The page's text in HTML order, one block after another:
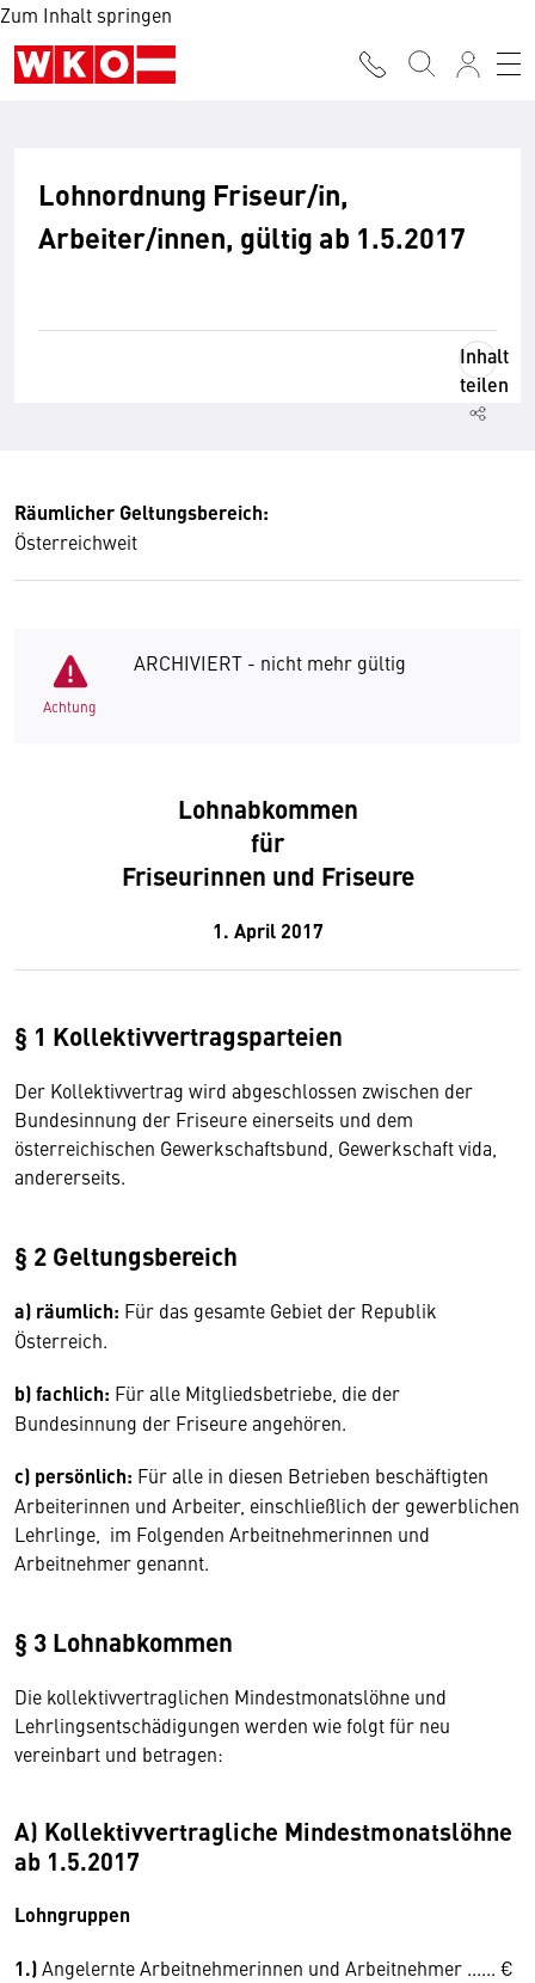
Zum Inhalt springen
Lohnordnung Friseur/in,
Arbeiter/innen, gültig ab 1.5.2017
Inhalt
teilen
Räumlicher Geltungsbereich:
Österreichweit
Achtung
ARCHIVIERT - nicht mehr gültig
Lohnabkommen
für
Friseurinnen und Friseure
1. April 2017
§ 1 Kollektivvertragsparteien
Der Kollektivvertrag wird abgeschlossen zwischen der
Bundesinnung der Friseure einerseits und dem
österreichischen Gewerkschaftsbund, Gewerkschaft vida,
andererseits.
§ 2 Geltungsbereich
a) räumlich: Für das gesamte Gebiet der Republik
Österreich.
b) fachlich: Für alle Mitgliedsbetriebe, die der
Bundesinnung der Friseure angehören.
c) persönlich: Für alle in diesen Betrieben beschäftigten
Arbeiterinnen und Arbeiter, einschließlich der gewerblichen
Lehrlinge, im Folgenden Arbeitnehmerinnen und
Arbeitnehmer genannt.
§ 3 Lohnabkommen
Die kollektivvertraglichen Mindestmonatslöhne und
Lehrlingsentschädigungen werden wie folgt für neu
vereinbart und betragen:
A) Kollektivvertragliche Mindestmonatslöhne
ab 1.5.2017
Lohngruppen
1.)Angelernte Arbeitnehmerinnen und Arbeitnehmer ...... €